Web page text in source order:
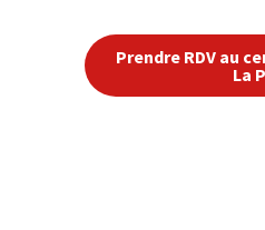
Prendre RDV au
La